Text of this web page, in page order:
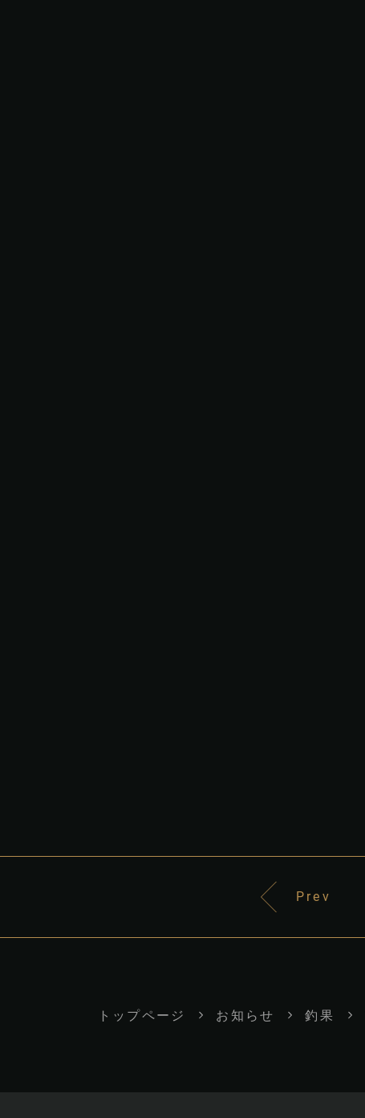
Prev
トップページ お知らせ 釣果